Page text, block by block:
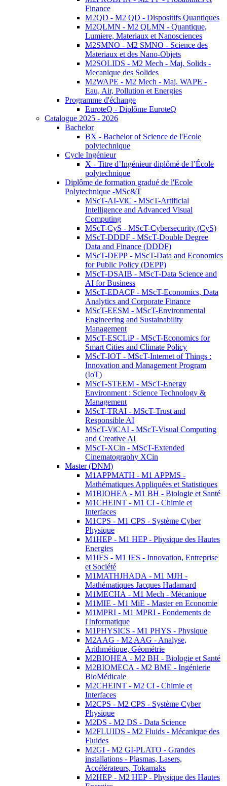
Finance
M2QD - M2 QD - Dispositifs Quantiques
M2QLMN - M2 QLMN - Quantique,
Lumiere, Materiaux et Nanosciences
M2SMNO - M2 SMNO - Science des
Materiaux et des Nano-Objets
M2SOLIDS - M2 Mech - Maj. Solids -
Mecanique des Solides
M2WAPE - M2 Mech - Maj. WAPE -
Eau, Air, Pollution et Energies
Programme d'échange
EuroteQ - Diplôme EuroteQ
Catalogue 2025 - 2026
Bachelor
BX - Bachelor of Science de l'Ecole
polytechnique
Cycle Ingénieur
X - Titre d’Ingénieur diplômé de l’École
polytechnique
Diplôme de formation gradué de l'Ecole
Polytechnique -MSc&T
MScT-AI-ViC - MScT-Artificial
Intelligence and Advanced Visual
Computing
MScT-CyS - MScT-Cybersecurity (CyS)
MScT-DDDF - MScT-Double Degree
Data and Finance (DDDF)
MScT-DEPP - MScT-Data and Economics
for Public Policy (DEPP)
MScT-DSAIB - MScT-Data Science and
AI for Business
MScT-EDACF - MScT-Economics, Data
Analytics and Corporate Finance
MScT-EESM - MScT-Environmental
Engineering and Sustainability
Management
MScT-ESCLiP - MScT-Economics for
Smart Cities and Climate Policy
MScT-IOT - MScT-Internet of Things :
Innovation and Management Program
(IoT)
MScT-STEEM - MScT-Energy
Environment : Science Technology &
Management
MScT-TRAI - MScT-Trust and
Responsible AI
MScT-ViCAI - MScT-Visual Computing
and Creative AI
MScT-XCin - MScT-Extended
Cinematography XCin
Master (DNM)
M1APPMATH - M1 APPMS -
Mathématiques Appliquées et Statistiques
M1BIOHEA - M1 BH - Biologie et Santé
M1CHEINT - M1 CI - Chimie et
Interfaces
M1CPS - M1 CPS - Système Cyber
Physique
M1HEP - M1 HEP - Physique des Hautes
Energies
M1IES - M1 IES - Innovation, Entreprise
et Société
M1MATHJHADA - M1 MJH -
Mathématiques Jacques Hadamard
M1MECHA - M1 Mech - Mécanique
M1MIE - M1 MiE - Master en Economie
M1MPRI - M1 MPRI - Fondements de
l'Informatique
M1PHYSICS - M1 PHYS - Physique
M2AAG - M2 AAG - Analyse,
Arithmétique, Géométrie
M2BIOHEA - M2 BH - Biologie et Santé
M2BIOMECA - M2 BME - Ingénierie
BioMédicale
M2CHEINT - M2 CI - Chimie et
Interfaces
M2CPS - M2 CPS - Système Cyber
Physique
M2DS - M2 DS - Data Science
M2FLUIDS - M2 Fluids - Mécanique des
Fluides
M2GI - M2 GI-PLATO - Grandes
installations - Plasmas, Lasers,
Accélérateurs, Tokamaks
M2HEP - M2 HEP - Physique des Hautes